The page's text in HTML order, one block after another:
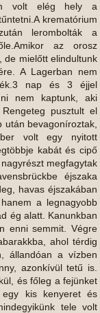
volt elég hely a
krematórium
lerombolták a
az orosz
de mielőtt elindultunk
A Lagerban nem
nap és 3 éjjel
nem kaptunk, aki
pusztult el
bevagoníroztak,
volt egy nyitott
kabát és cipő
megfagytak
éjszaka
havas éjszakában
a legnagyobb
ég alatt. Kanunkban
enni semmit. Végre
ahol térdig
állandóan a vízben
azonkívül tetű is.
és főleg a fejünket
kis kenyeret és
tele volt